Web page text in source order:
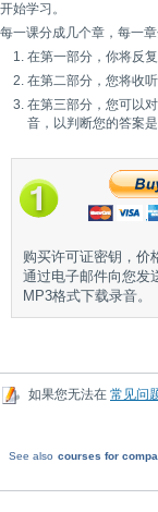
开始学习。
每一课分成几个章，每一章
在第一部分，你将反
在第二部分，您将收
在第三部分，您可以
音，以判断您的答案是
购买许可证密钥，价
通过电子邮件向您发
MP3格式下载录音。
如果您无法在 常见问
See also courses for